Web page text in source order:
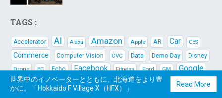
TAGS :
Accelerator AI Alexa Amazon Apple AR Car CES
Commerce Computer Vision CVC Data Demo Day
Disney
Drone
EC Echo Facebook Fitness Ford GM Google
HW IoT IPO Lyft Mobile Mobility Open Innovation
世界中のイノベーターとともに、北海道をより豊
かに。「Hokkaido F Village X（HFX）」
Read More